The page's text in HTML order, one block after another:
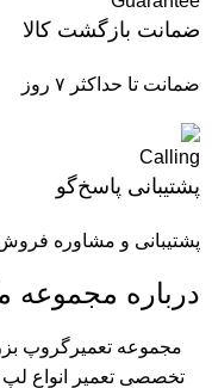
ضمانت بازگشت کالا
ضمانت تا حداکثر ۷ روز
پشتیبانی پاسخ‌گو
پشتیبانی و مشاوره
درباره مجموعه
مجموعه تعمیرگروپ
تخصصی تعمیر انواع لپ